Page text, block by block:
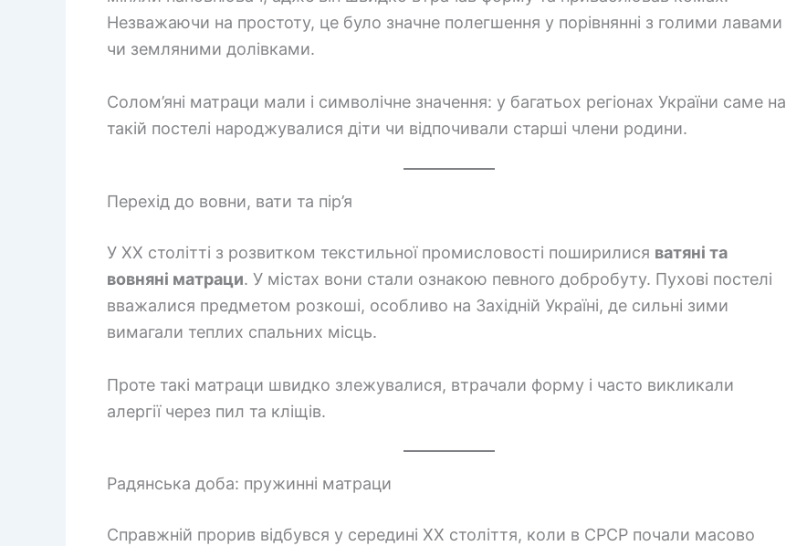
Незважаючи на простоту, це було значне полегшення у порівнянні з голими лавами
чи земляними долівками.
Солом’яні матраци мали і символічне значення: у багатьох регіонах України саме на
такій постелі народжувалися діти чи відпочивали старші члени родини.
Перехід до вовни, вати та пір’я
У ХХ столітті з розвитком текстильної промисловості поширилися ватяні та
вовняні матраци. У містах вони стали ознакою певного добробуту. Пухові постелі
вважалися предметом розкоші, особливо на Західній Україні, де сильні зими
вимагали теплих спальних місць.
Проте такі матраци швидко злежувалися, втрачали форму і часто викликали
алергії через пил та кліщів.
Радянська доба: пружинні матраци
Справжній прорив відбувся у середині ХХ століття, коли в СРСР почали масово